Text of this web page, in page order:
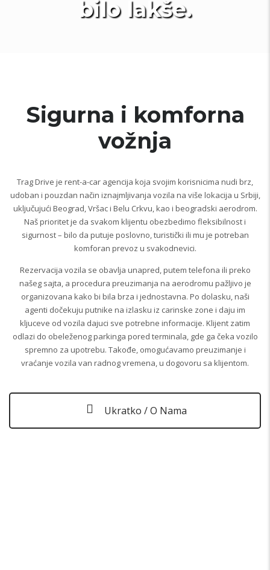
bilo lakše.
Sigurna i komforna
vožnja
Trag Drive je rent-a-car agencija koja svojim korisnicima nudi brz,
udoban i pouzdan način iznajmljivanja vozila na više lokacija u Srbiji,
uključujući Beograd, Vršac i Belu Crkvu, kao i beogradski aerodrom.
Naš prioritet je da svakom klijentu obezbedimo fleksibilnost i
sigurnost – bilo da putuje poslovno, turistički ili mu je potreban
komforan prevoz u svakodnevici.
Rezervacija vozila se obavlja unapred, putem telefona ili preko
našeg sajta, a procedura preuzimanja na aerodromu pažljivo je
organizovana kako bi bila brza i jednostavna. Po dolasku, naši
agenti dočekuju putnike na izlasku iz carinske zone i daju im
kljuceve od vozila dajuci sve potrebne informacije. Klijent zatim
odlazi do obeleženog parkinga pored terminala, gde ga čeka vozilo
spremno za upotrebu. Takođe, omogućavamo preuzimanje i
vraćanje vozila van radnog vremena, u dogovoru sa klijentom.
Ukratko / O Nama